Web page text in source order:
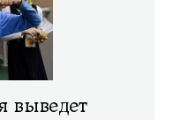
выведет